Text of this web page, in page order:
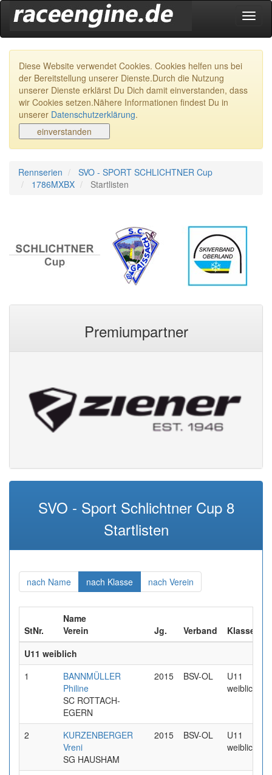
Diese Website verwendet Cookies. Cookies helfen uns bei
der Bereitstellung unserer Dienste.Durch die Nutzung
unserer Dienste erklärst Du Dich damit einverstanden, dass
wir Cookies setzen.Nähere Informationen findest Du in
unserer Datenschutzerklärung.
Rennserien
SVO - SPORT SCHLICHTNER Cup
1786MXBX
Startlisten
Premiumpartner
SVO - Sport Schlichtner Cup 8
Startlisten
nach Name(aktuell)nach Klasse(aktuell)nach Verein
StNr.
Name
Verein
Jg. Verband
Klasse
U11 weiblich
1
BANNMÜLLER
Philine
SC ROTTACH-
EGERN
2015 BSV-OL
U11
weiblich
2
KURZENBERGER
Vreni
SG HAUSHAM
2015 BSV-OL
U11
weiblich